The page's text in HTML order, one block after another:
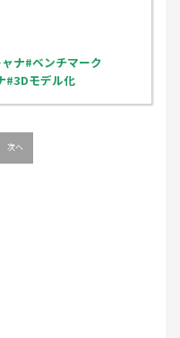
ナ ベンチマーク
3Dモデル化
次へ